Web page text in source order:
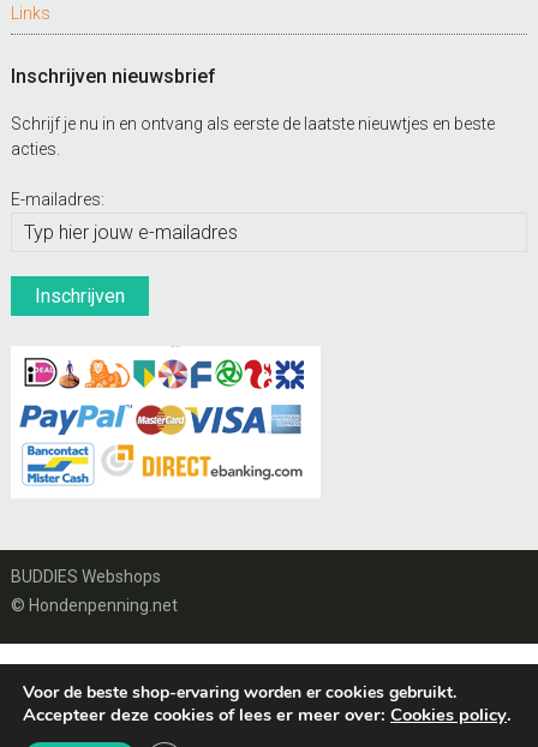
Links
Inschrijven nieuwsbrief
Schrijf je nu in en ontvang als eerste de laatste nieuwtjes en beste
acties.
E-mailadres:
BUDDIES Webshops
© Hondenpenning.net
Voor de beste shop-ervaring worden er cookies gebruikt.
Accepteer deze cookies of lees er meer over: Cookies policy.